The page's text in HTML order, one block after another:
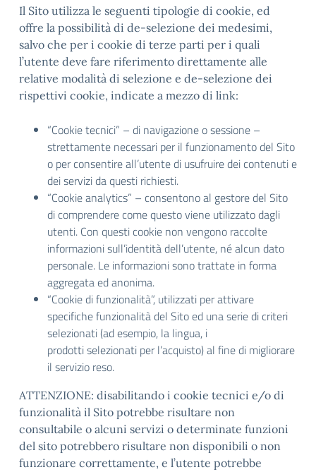
Il Sito utilizza le seguenti tipologie di cookie, ed
offre la possibilità di de-selezione dei medesimi,
salvo che per i cookie di terze parti per i quali
l’utente deve fare riferimento direttamente alle
relative modalità di selezione e de-selezione dei
rispettivi cookie, indicate a mezzo di link:
“Cookie tecnici” – di navigazione o sessione –
strettamente necessari per il funzionamento del Sito
o per consentire all’utente di usufruire dei contenuti e
dei servizi da questi richiesti.
“Cookie analytics” – consentono al gestore del Sito
di comprendere come questo viene utilizzato dagli
utenti. Con questi cookie non vengono raccolte
informazioni sull’identità dell’utente, né alcun dato
personale. Le informazioni sono trattate in forma
aggregata ed anonima.
“Cookie di funzionalità”, utilizzati per attivare
specifiche funzionalità del Sito ed una serie di criteri
selezionati (ad esempio, la lingua, i
prodotti selezionati per l’acquisto) al fine di migliorare
il servizio reso.
ATTENZIONE: disabilitando i cookie tecnici e/o di
funzionalità il Sito potrebbe risultare non
consultabile o alcuni servizi o determinate funzioni
del sito potrebbero risultare non disponibili o non
funzionare correttamente, e l’utente potrebbe